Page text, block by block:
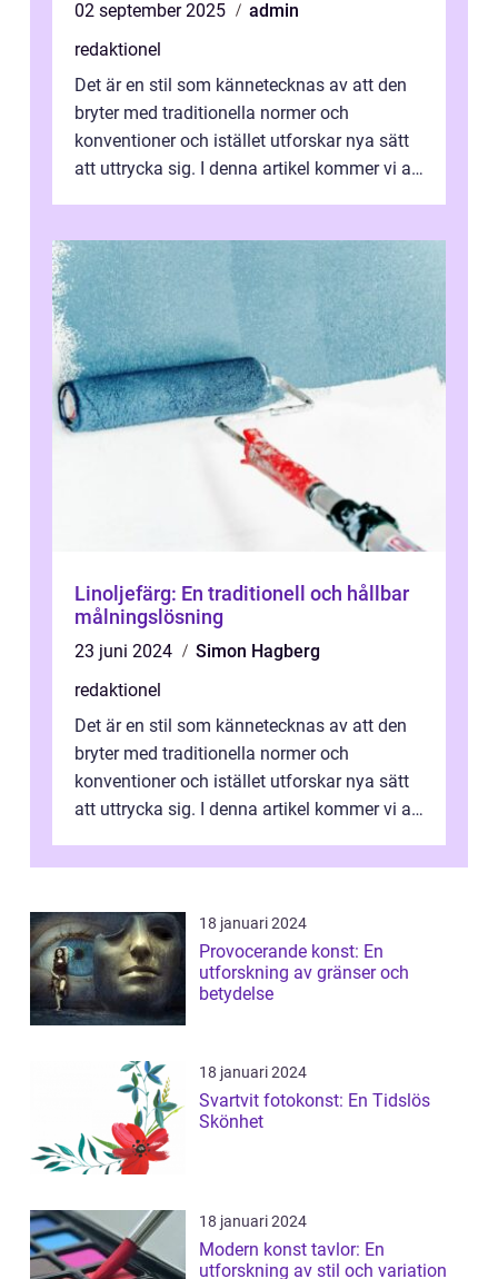
02 september 2025
admin
redaktionel
Det är en stil som kännetecknas av att den
bryter med traditionella normer och
konventioner och istället utforskar nya sätt
att uttrycka sig. I denna artikel kommer vi att
Linoljefärg: En traditionell och hållbar
målningslösning
23 juni 2024
Simon Hagberg
redaktionel
Det är en stil som kännetecknas av att den
bryter med traditionella normer och
konventioner och istället utforskar nya sätt
att uttrycka sig. I denna artikel kommer vi att
18 januari 2024
Provocerande konst: En
utforskning av gränser och
betydelse
18 januari 2024
Svartvit fotokonst: En Tidslös
Skönhet
18 januari 2024
Modern konst tavlor: En
utforskning av stil och variation